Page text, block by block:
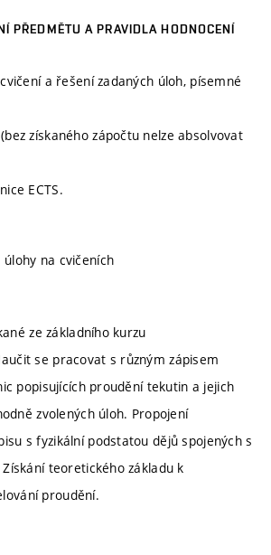
PŘEDMĚTU A PRAVIDLA HODNOCENÍ
a řešení zadaných úloh, písemné
získaného zápočtu nelze absolvovat
ECTS.
na cvičeních
ze základního kurzu
se pracovat s různým zápisem
popisujících proudění tekutin a jejich
zvolených úloh. Propojení
s fyzikální podstatou dějů spojených s
teoretického základu k
proudění.